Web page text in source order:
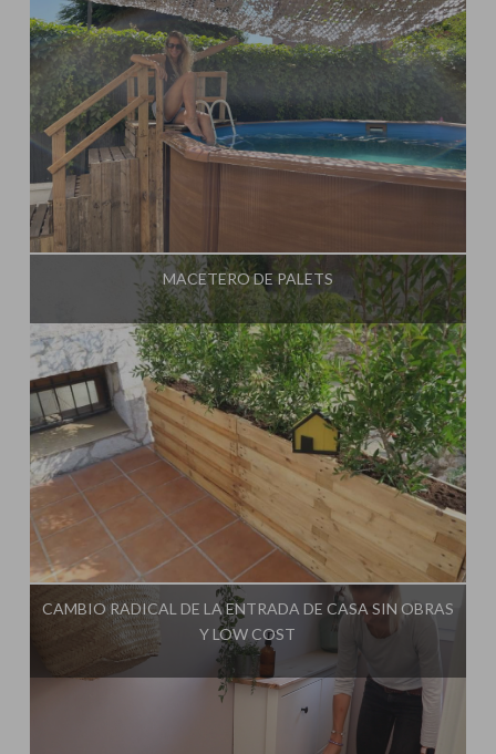
MACETERO DE PALETS
Influencer:Steffido
CAMBIO RADICAL DE LA ENTRADA DE CASA SIN OBRAS
Y LOW COST